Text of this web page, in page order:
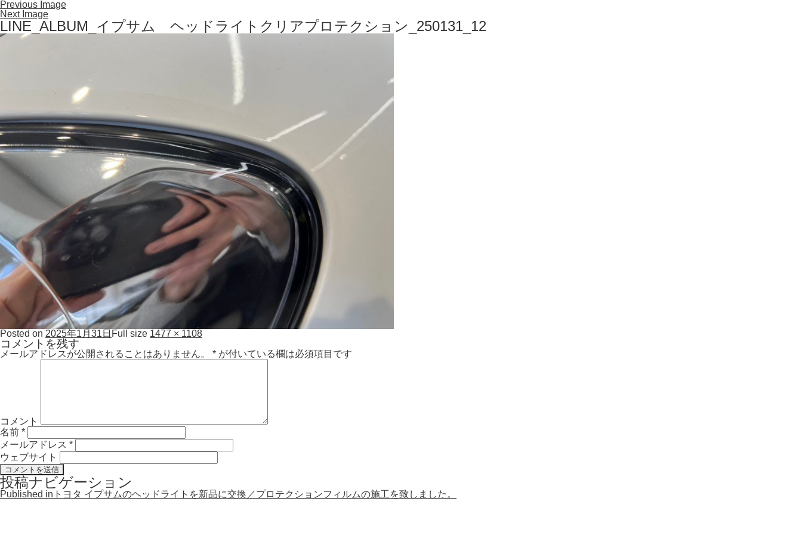
Previous Image
Next Image
LINE_ALBUM_イプサム ヘッドライトクリアプロテクション_250131_12
Posted on 2025年1月31日 Full size 1477 × 1108
コメントを残す
メールアドレスが公開されることはありません。 * が付いている欄は必須項目です
コメント
名前 *
メールアドレス *
ウェブサイト
投稿ナビゲーション
Published in トヨタ イプサムのヘッドライトを新品に交換／プロテクションフィルムの施工を致しました。